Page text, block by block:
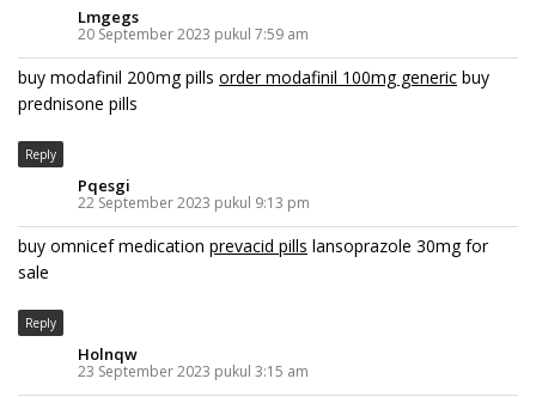
Lmgegs
20 September 2023 pukul 7:59 am
buy modafinil 200mg pills order modafinil 100mg generic buy
prednisone pills
Reply
Pqesgi
22 September 2023 pukul 9:13 pm
buy omnicef medication prevacid pills lansoprazole 30mg for
sale
Reply
Holnqw
23 September 2023 pukul 3:15 am